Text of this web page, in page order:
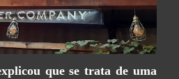
que se trata de uma